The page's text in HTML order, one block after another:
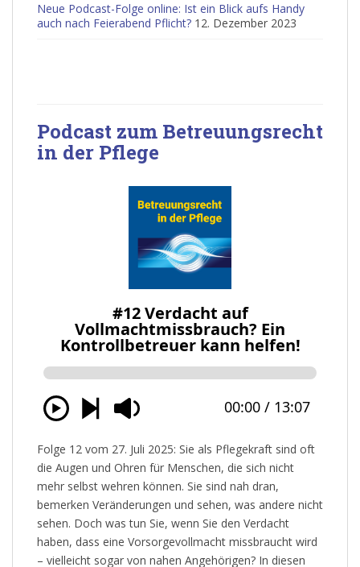
Neue Podcast-Folge online: Ist ein Blick aufs Handy
auch nach Feierabend Pflicht? 12. Dezember 2023
Podcast zum Betreuungsrecht
in der Pflege
Folge 12 vom 27. Juli 2025: Sie als Pflegekraft sind oft
die Augen und Ohren für Menschen, die sich nicht
mehr selbst wehren können. Sie sind nah dran,
bemerken Veränderungen und sehen, was andere nicht
sehen. Doch was tun Sie, wenn Sie den Verdacht
haben, dass eine Vorsorgevollmacht missbraucht wird
– vielleicht sogar von nahen Angehörigen? In diesen